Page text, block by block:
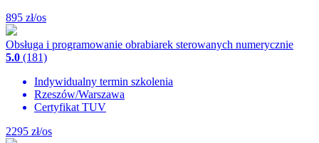
895 zł/os
Obsługa i programowanie obrabiarek sterowanych numerycznie
5.0 (181)
Indywidualny termin szkolenia
Rzeszów/Warszawa
Certyfikat TUV
2295 zł/os